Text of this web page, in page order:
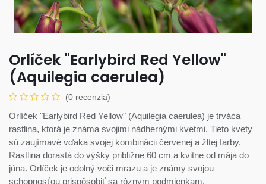
Orlíček "Earlybird Red Yellow"
(Aquilegia caerulea)
(0 recenzia)
Orlíček "Earlybird Red Yellow" (Aquilegia caerulea) je trváca
rastlina, ktorá je známa svojimi nádhernými kvetmi. Tieto kvety
sú zaujímavé vďaka svojej kombinácii červenej a žltej farby.
Rastlina dorastá do výšky približne 60 cm a kvitne od mája do
júna. Orlíček je odolný voči mrazu a je známy svojou
schopnosťou prispôsobiť sa rôznym podmienkam.